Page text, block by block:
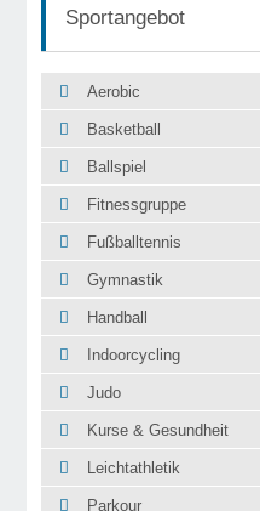
Sportangebot
Aerobic
Basketball
Ballspiel
Fitnessgruppe
Fußballtennis
Gymnastik
Handball
Indoorcycling
Judo
Kurse & Gesundheit
Leichtathletik
Parkour